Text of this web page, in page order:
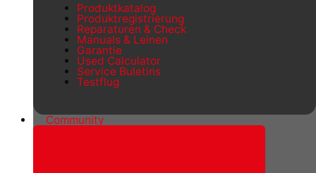
Produktkatalog
Produktregistrierung
Reparaturen & Check
Manuals & Leinen
Garantie
Used Calculator
Service Buletins
Testflug
Community